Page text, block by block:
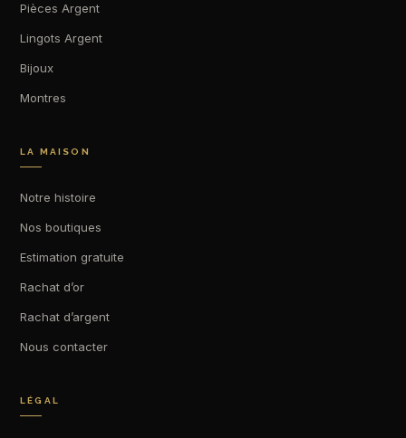
Pièces Argent
Lingots Argent
Bijoux
Montres
LA MAISON
Notre histoire
Nos boutiques
Estimation gratuite
Rachat d’or
Rachat d’argent
Nous contacter
LÉGAL